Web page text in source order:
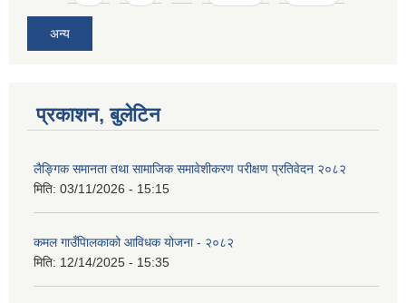
अन्य
प्रकाशन, बुलेटिन
लैङ्गिक समानता तथा सामाजिक समावेशीकरण परीक्षण प्रतिवेदन २०८२
मिति: 03/11/2026 - 15:15
कमल गाउँपािलकाको आविधक योजना - २०८२
मिति: 12/14/2025 - 15:35